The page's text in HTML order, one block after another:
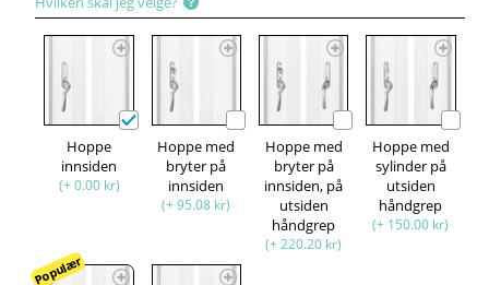
Hoppe
innsiden
(+ 0.00 kr)
Hoppe med
bryter på
innsiden
(+ 95.08 kr)
Hoppe med
bryter på
innsiden, på
utsiden
håndgrep
(+ 220.20 kr)
Hoppe med
sylinder på
utsiden
håndgrep
(+ 150.00 kr)
Populær